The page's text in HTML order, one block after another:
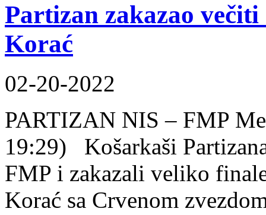
Partizan zakazao
Korać
02-20-2022
PARTIZAN NIS – FMP
19:29) Košarkaši
FMP i zakazali veliko
Korać sa Crvenom